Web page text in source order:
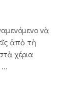
νὰ
ἀπὸ τὴ
χέρια